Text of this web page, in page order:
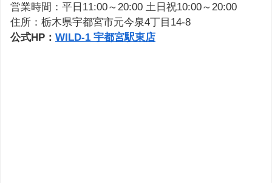
営業時間：平日11:00～20:00 土日祝10:00～20:00
住所：栃木県宇都宮市元今泉4丁目14-8
公式HP： WILD-1 宇都宮駅東店